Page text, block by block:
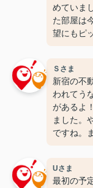
めていま
た部屋は
望にもピ
Ｓさま
新宿の不
われてう
があるよ
ました。
ですね。
Uさま
最初の予